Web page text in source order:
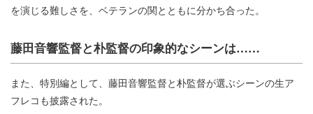
を演じる難しさを、ベテランの関とともに分かち合った。
藤田音響監督と朴監督の印象的なシーンは……
また、特別編として、藤田音響監督と朴監督が選ぶシーンの生ア
フレコも披露された。